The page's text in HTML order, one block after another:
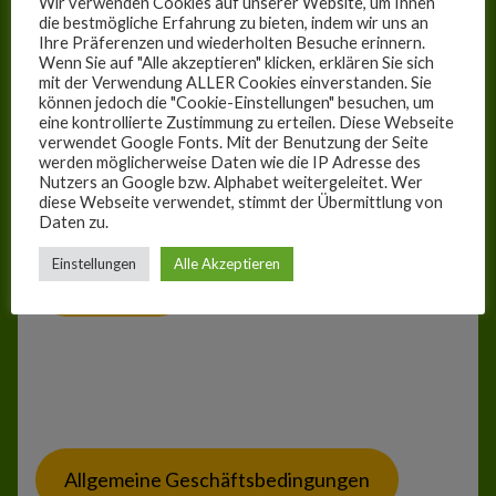
Zur Kasse
Mein Konto
Suchen
Suchen
Impressum
Allgemeine Geschäftsbedingungen
die bestmögliche Erfahrung zu bieten, indem wir uns an
Ihre Präferenzen und wiederholten Besuche erinnern.
Wenn Sie auf "Alle akzeptieren" klicken, erklären Sie sich
mit der Verwendung ALLER Cookies einverstanden. Sie
können jedoch die "Cookie-Einstellungen" besuchen, um
eine kontrollierte Zustimmung zu erteilen. Diese Webseite
verwendet Google Fonts. Mit der Benutzung der Seite
werden möglicherweise Daten wie die IP Adresse des
Nutzers an Google bzw. Alphabet weitergeleitet. Wer
diese Webseite verwendet, stimmt der Übermittlung von
Daten zu.
Einstellungen Alle Akzeptieren